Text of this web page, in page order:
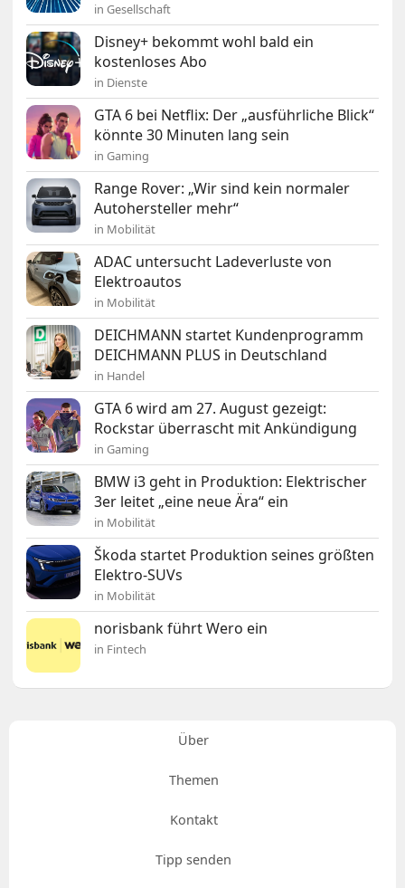
in Gesellschaft
Disney+ bekommt wohl bald ein
kostenloses Abo
in Dienste
GTA 6 bei Netflix: Der „ausführliche Blick“
könnte 30 Minuten lang sein
in Gaming
Range Rover: „Wir sind kein normaler
Autohersteller mehr“
in Mobilität
ADAC untersucht Ladeverluste von
Elektroautos
in Mobilität
DEICHMANN startet Kundenprogramm
DEICHMANN PLUS in Deutschland
in Handel
GTA 6 wird am 27. August gezeigt:
Rockstar überrascht mit Ankündigung
in Gaming
BMW i3 geht in Produktion: Elektrischer
3er leitet „eine neue Ära“ ein
in Mobilität
Škoda startet Produktion seines größten
Elektro-SUVs
in Mobilität
norisbank führt Wero ein
in Fintech
Über
Themen
Kontakt
Tipp senden